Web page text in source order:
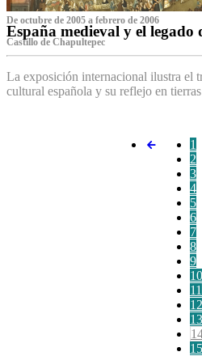
De octubre de 2005 a febrero de 2006
España medieval y el legado
Castillo de Chapultepec
La exposición internacional ilustra el
cultural española y su reflejo en
1
2
3
4
5
6
7
8
9
10
11
12
13
15